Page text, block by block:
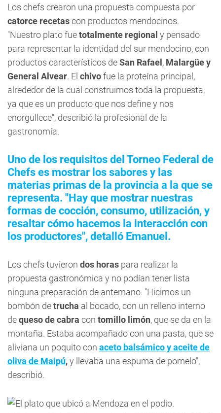
Los chefs crearon una propuesta compuesta por
catorce recetascon productos mendocinos.
"Nuestro plato fuetotalmente regional y pensado
para representar la identidad del sur mendocino, con
productos característicos deSan Rafael , Malargüe y
General Alvear. El chivofue la proteína principal,
alrededor de la cual construimos toda la propuesta,
ya que es un producto que nos define y nos
enorgullece", describió la profesional de la
gastronomía.
Uno de los requisitos del Torneo Federal de
Chefs es mostrar los sabores y las
materias primas de la provincia a la que se
representa. "Hay que mostrar nuestras
formas de cocción, consumo, utilización, y
resaltar cómo hacemos la interacción con
los productores", detalló Emanuel.
Los chefs tuvieron dos horas para realizar la
propuesta gastronómica y no podían tener lista
ninguna preparación de antemano. "Hicimos un
bombón detrucha al bocado, con un relleno interno
dequeso de cabra con tomillo limón, que se da en la
montaña. Estaba acompañado con una pasta, que se
aliviana un poquito con aceto balsámico y aceite de
oliva de Maipú,y llevaba una espuma de pomelo",
describió.